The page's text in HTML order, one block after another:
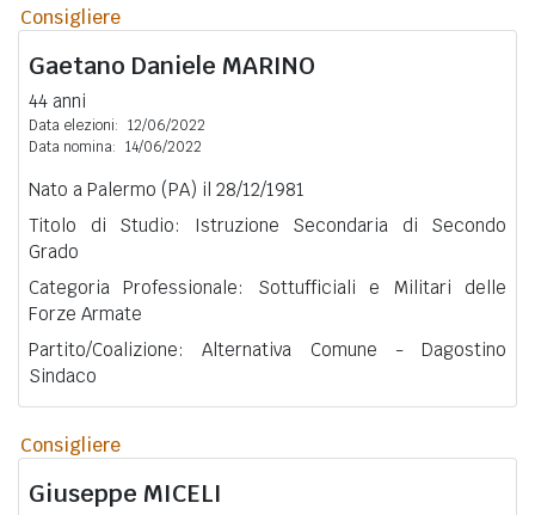
Consigliere
Gaetano Daniele MARINO
44 anni
Data elezioni: 12/06/2022
Data nomina: 14/06/2022
Nato a Palermo (PA) il 28/12/1981
Titolo di Studio: Istruzione Secondaria di Secondo
Grado
Categoria Professionale: Sottufficiali e Militari delle
Forze Armate
Partito/Coalizione: Alternativa Comune - Dagostino
Sindaco
Consigliere
Giuseppe MICELI